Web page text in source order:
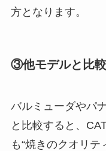
方となります。
③他モデルと比
バルミューダやパ
と比較すると、
も“焼きのクオリテ